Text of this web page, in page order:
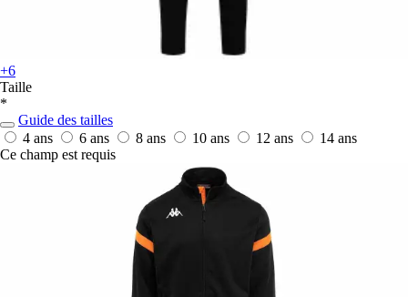
+6
Taille
*
Guide des tailles
4 ans
6 ans 8 ans 10 ans 12 ans
14 ans
Ce champ est requis